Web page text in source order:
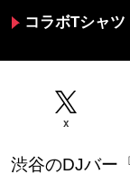
コラボTシャ
X
渋谷のDJバー